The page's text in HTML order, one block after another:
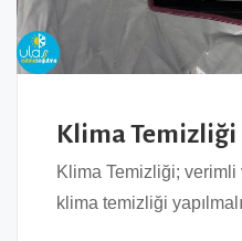
Klima Temizliği
Klima Temizliği; verimli
klima temizliği